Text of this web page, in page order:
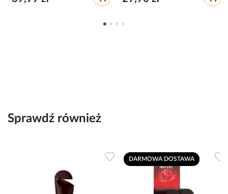
Sprawdź również
Dodaj do ulubionych
DARMOWA DOSTAWA